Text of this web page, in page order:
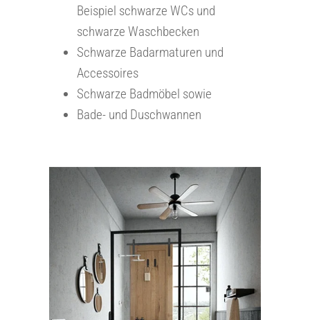
Beispiel schwarze WCs und
schwarze Waschbecken
Schwarze Badarmaturen und
Accessoires
Schwarze Badmöbel sowie
Bade- und Duschwannen